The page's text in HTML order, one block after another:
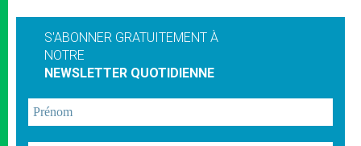
S'ABONNER GRATUITEMENT À
NOTRE
NEWSLETTER QUOTIDIENNE